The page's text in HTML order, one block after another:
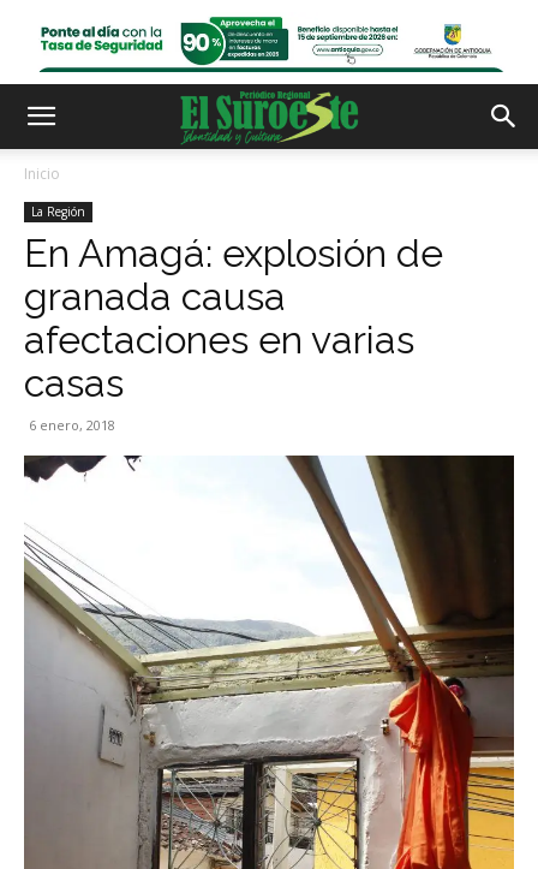
Inicio
La Región
En Amagá: explosión de
granada causa
afectaciones en varias
casas
6 enero, 2018